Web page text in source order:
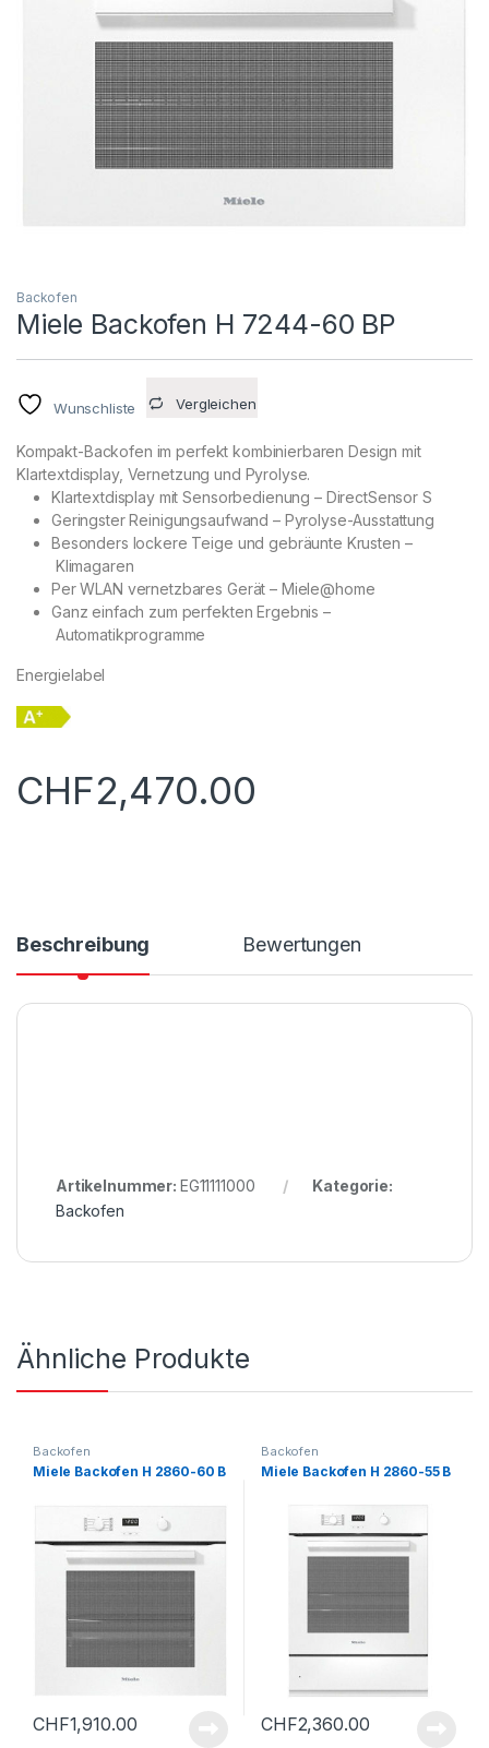
Backofen
Miele Backofen H 7244-60 BP
Wunschliste Vergleichen
Kompakt-Backofen im perfekt kombinierbaren Design mit
Klartextdisplay, Vernetzung und Pyrolyse.
Klartextdisplay mit Sensorbedienung – DirectSensor S
Geringster Reinigungsaufwand – Pyrolyse-Ausstattung
Besonders lockere Teige und gebräunte Krusten –
Klimagaren
Per WLAN vernetzbares Gerät – Miele@home
Ganz einfach zum perfekten Ergebnis –
Automatikprogramme
Energielabel
CHF2,470.00
Beschreibung Bewertungen
Artikelnummer: EG11111000
Kategorie:
Backofen
Ähnliche Produkte
Backofen
Miele Backofen H 2860-60 B
CHF1,910.00
Backofen
Miele Backofen H 2860-55 B
CHF2,360.00